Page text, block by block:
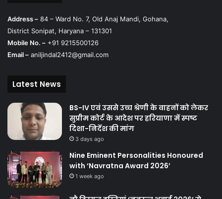
Address – 84 – Ward No. 7, Old Anaj Mandi, Gohana,
District Sonipat, Haryana – 131301
Mobile No. – +91 9215500126
Email – aniljindal2412@gmail.com
Latest News
BS-IV एवं उससे उच्च श्रेणी के वाहनों को लेकर
सुप्रीम कोर्ट के आदेश पर हरियाणा में स्पष्ट
दिशा-निर्देश की मांग
3 days ago
Nine Eminent Personalities Honoured
with ‘Navratna Award 2026’
1 week ago